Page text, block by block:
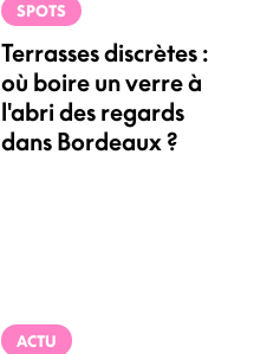
SPOTS
Terrasses discrètes :
où boire un verre à
l'abri des regards
dans Bordeaux ?
ACTU